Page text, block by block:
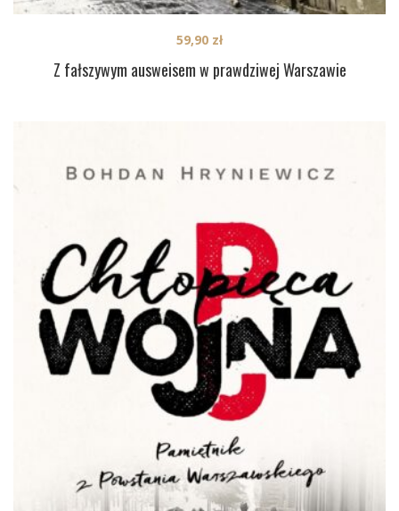
Z fałszywym ausweisem w prawdziwej Warszawie
59,90 zł